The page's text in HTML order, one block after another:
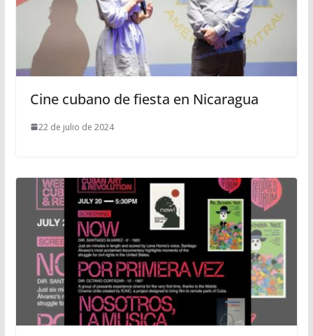
Cine cubano de fiesta en Nicaragua
22 de julio de 2024